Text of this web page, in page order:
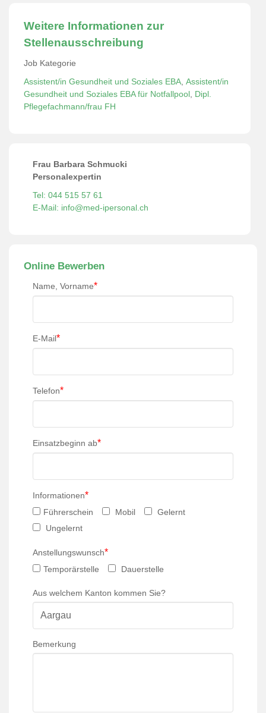
Weitere Informationen zur
Stellenausschreibung
Job Kategorie
Assistent/in Gesundheit und Soziales EBA, Assistent/in
Gesundheit und Soziales EBA für Notfallpool, Dipl.
Pflegefachmann/frau FH
Frau Barbara Schmucki
Personalexpertin
Tel: 044 515 57 61
E-Mail: info@med-ipersonal.ch
Online Bewerben
Name, Vorname*
E-Mail*
Telefon*
Einsatzbeginn ab*
Informationen*
Führerschein Mobil
Gelernt
Ungelernt
Anstellungswunsch*
Temporärstelle Dauerstelle
Aus welchem Kanton kommen Sie?
Bemerkung